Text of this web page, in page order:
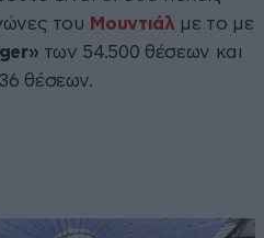
του Μουντιάλ με το με
των 54.500 θέσεων και
θέσεων.